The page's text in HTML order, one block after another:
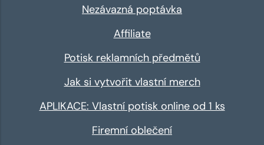
Nezávazná poptávka
Affiliate
Potisk reklamních předmětů
Jak si vytvořit vlastní merch
APLIKACE: Vlastní potisk online od 1 ks
Firemní oblečení